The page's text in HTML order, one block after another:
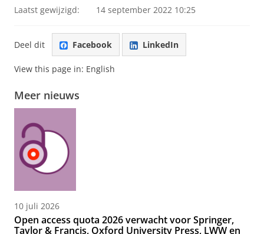
Laatst gewijzigd: 14 september 2022 10:25
Deel dit Facebook LinkedIn
View this page in: English
Meer nieuws
10 juli 2026
Open access quota 2026 verwacht voor Springer,
Taylor & Francis, Oxford University Press, LWW en